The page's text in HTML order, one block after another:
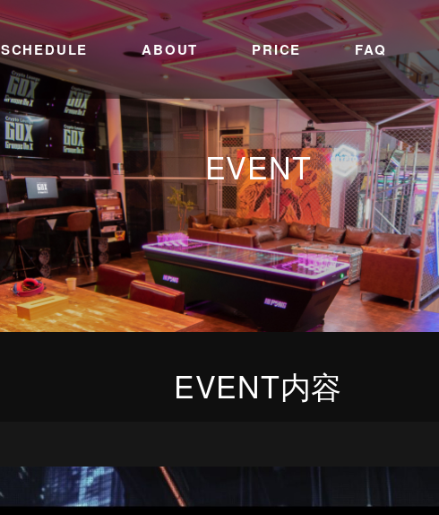
SCHEDULE ABOUT PRICE FAQ
EVENT
EVENT内容